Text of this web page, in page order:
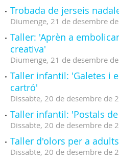
Trobada de jerseis
Diumenge, 21 de desembre de
Taller: 'Aprèn a
creativa'
Diumenge, 21 de desembre de
Taller infantil: 'Galetes i
cartró'
Dissabte, 20 de desembre de
Taller infantil: 'Postals
Dissabte, 20 de desembre de
Taller d'olors per a adults
Dissabte, 20 de desembre de